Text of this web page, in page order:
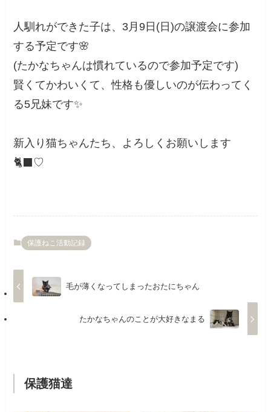
人馴れができた子は、3月9日(日)の譲渡会に参加
する予定です🌸
(たかなちゃんは慣れているので参加予定です)
賢くてかわいくて、性格も優しいのが伝わってく
る5兄妹です✨
新入り猫ちゃんたち、よろしくお願いします
🐈‍⬛♡
保護ねこ活動記録
毛が薄くなってしまったおたにちゃん
たかなちゃんのことが大好きなまる
保護猫達